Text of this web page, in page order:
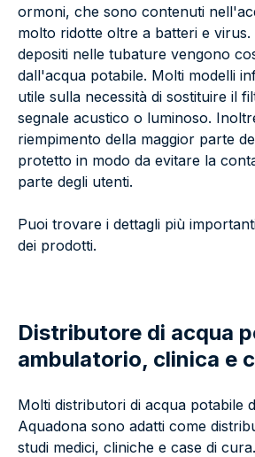
ormoni, che sono contenuti
molto ridotte oltre a batteri e
depositi nelle tubature vengono
dall'acqua potabile. Molti modelli
utile sulla necessità di sostituire il
segnale acustico o luminoso.
riempimento della maggior parte
protetto in modo da evitare la
parte degli utenti.
Puoi trovare i dettagli più
dei prodotti.
Distributore di acqua
ambulatorio, clinica e
Molti distributori di acqua potabile
Aquadona sono adatti come
studi medici, cliniche e case di